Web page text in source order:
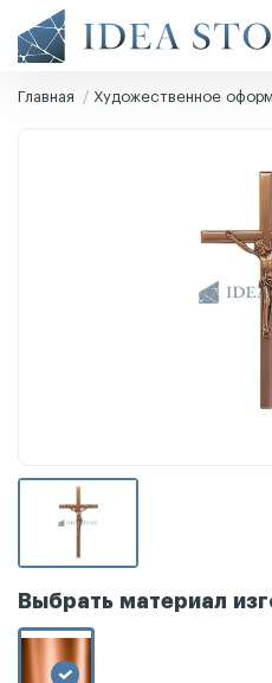
Главная Художественное
Выбрать материал